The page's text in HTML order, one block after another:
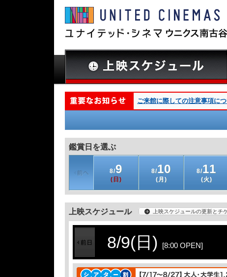
ご来館に際しての注意事項に
鑑賞日を選ぶ
8/9
(日)
8/10
(月)
8/11
(火)
上映スケジュール 上映スケジュールの更新とチ
8/9(日) [8:00 OPEN]